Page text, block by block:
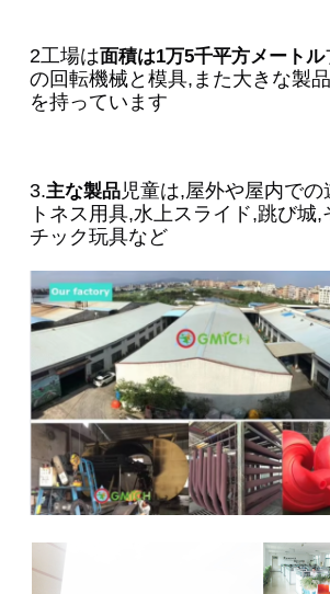
2工場は面積は1万5千平方メートル
の回転機械と模具,また大きな製
を持っています
3.主な製品児童は,屋外や屋内での
トネス用具,水上スライド,跳び城,
チック玩具など